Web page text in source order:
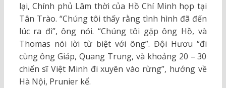
lại, Chính phủ Lâm thời của Hồ Chí Minh họp tại
Tân Trào. “Chúng tôi thấy rằng tình hình đã đến
lúc ra đi”, ông nói. “Chúng tôi gặp ông Hồ, và
Thomas nói lời từ biệt với ông”. Đội Hươu “đi
cùng ông Giáp, Quang Trung, và khoảng 20 – 30
chiến sĩ Việt Minh đi xuyên vào rừng”, hướng về
Hà Nội, Prunier kể.